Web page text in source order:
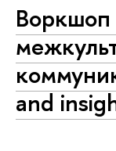
Воркшоп
and